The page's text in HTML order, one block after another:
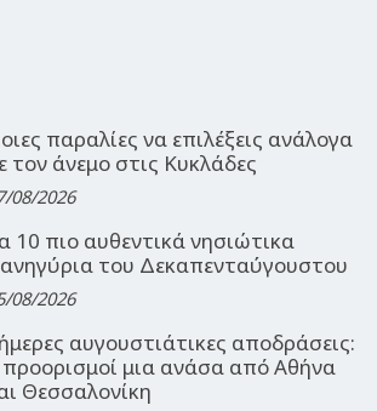
παραλίες να επιλέξεις ανάλογα
τον άνεμο στις Κυκλάδες
08/2026
10 πιο αυθεντικά νησιώτικα
του Δεκαπενταύγουστου
08/2026
αυγουστιάτικες αποδράσεις:
μια ανάσα από Αθήνα
Θεσσαλονίκη